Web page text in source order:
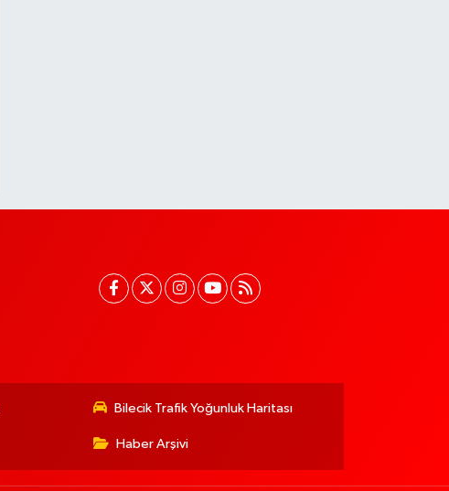
Bilecik Trafik Yoğunluk Haritası
Haber Arşivi